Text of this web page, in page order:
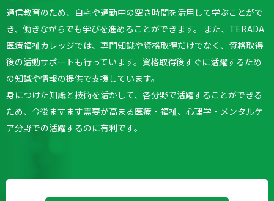
通信教育のため、自宅や通勤中の空き時間を活用して学ぶことがで
き、働きながらでも学びを進めることができます。
また、TERADA
医療福祉カレッジでは、専門知識や資格取得だけでなく、資格取得
後の活動サポートも行っています。 資格取得後すぐに活躍するため
の知識や情報の提供で支援しています。
身につけた知識と技術を活かして、各分野で活躍することができる
ため、今後ますます需要が高まる医療・福祉、心理学・メンタルケ
ア分野での活躍するのに有利です。